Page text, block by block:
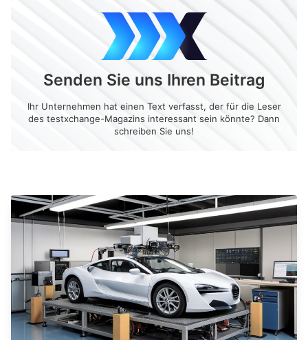
Senden Sie uns Ihren Beitrag
Ihr Unternehmen hat einen Text verfasst, der für die Leser
des testxchange-Magazins interessant sein könnte? Dann
schreiben Sie uns!